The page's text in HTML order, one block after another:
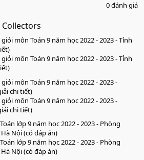
0 đánh giá
Collectors
môn Toán 9 năm học 2022 - 2023 - Tỉnh
môn Toán 9 năm học 2022 - 2023 - Tỉnh
môn Toán 9 năm học 2022 - 2023 -
chi tiết)
môn Toán 9 năm học 2022 - 2023 -
chi tiết)
lớp 9 năm học 2022 - 2023 - Phòng
Nội (có đáp án)
lớp 9 năm học 2022 - 2023 - Phòng
Nội (có đáp án)